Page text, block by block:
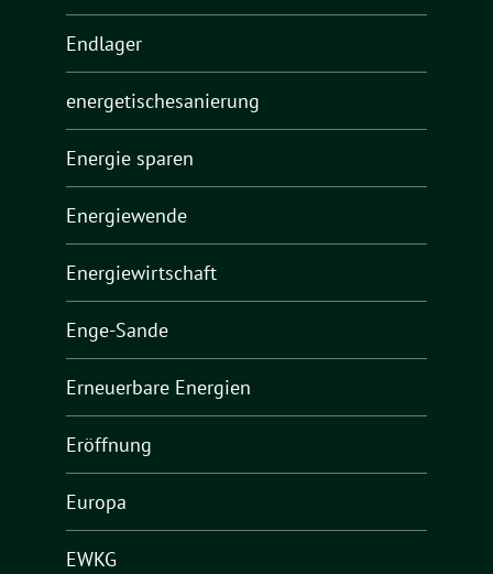
Endlager
energetischesanierung
Energie sparen
Energiewende
Energiewirtschaft
Enge-Sande
Erneuerbare Energien
Eröffnung
Europa
EWKG